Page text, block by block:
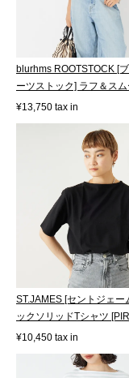
blurhms ROOTSTOCK [
ーツストック] ラフ＆ス
ル...
¥13,750 tax in
ST.JAMES [セントジェー
ックソリッドTシャツ
¥10,450 tax in